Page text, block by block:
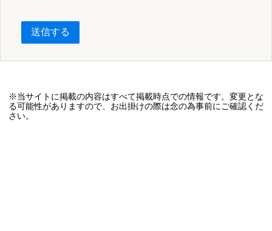
送信する
※当サイトに掲載の内容はすべて掲載時点での情報です。変更とな
る可能性がありますので、お出掛けの際は念の為事前にご確認くだ
さい。